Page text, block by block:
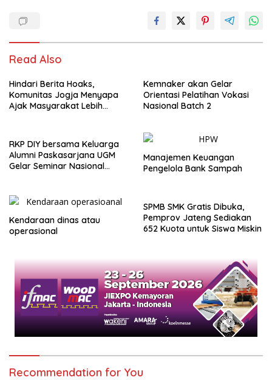
Read Also
Hindari Berita Hoaks,
Komunitas Jogja Menyapa
Ajak Masyarakat Lebih
Kemnaker akan Gelar
Orientasi Pelatihan Vokasi
Nasional Batch 2
RKP DIY bersama Keluarga
Alumni Paskasarjana UGM
Gelar Seminar Nasional
Manajemen Keuangan
Pengelola Bank Sampah
Kendaraan dinas atau
operasional
SPMB SMK Gratis Dibuka,
Pemprov Jateng Sediakan
652 Kuota untuk Siswa Miskin
Recommendation for You